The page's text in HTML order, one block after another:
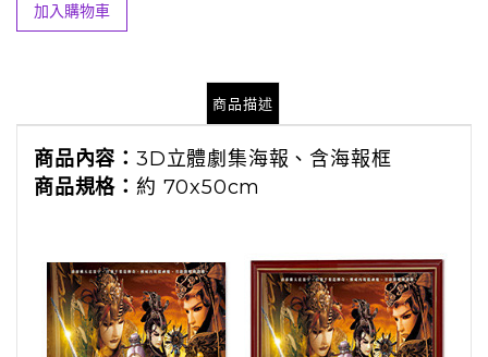
加入購物車
商品描述
商品內容： 3D立體劇集海報、含海報框
商品規格： 約 70x50cm